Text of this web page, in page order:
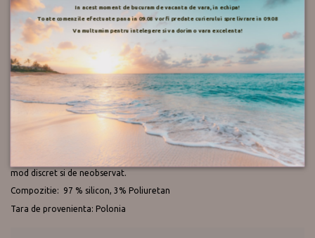
push-up sutien julimex burete pad silicon insertie ridicare
ws 02 lifting
Te ajutam?
0730 177 166
Descriere
Umpluturile moi din silicon, placute la atingere va permit sa corectati
forma sanilor si sa reglati dimensiunea la orice sutien pe care il alegeti.
Datorita siliconului folosit care se muleaza natural si proiecteaza forma
corespunzatore, insertia garanteaza efectul de modelare a sanilor intr-un
mod discret si de neobservat.
Compozitie: 97 % silicon, 3% Poliuretan
Tara de provenienta: Polonia
In acest moment de bucuram de vacanta de vara, in echipa!
Toate comenzile efectuate pana in 09.08 vor fi predate curierului spre livrare in 09.08
Va multumim pentru intelegere si va dorim o vara excelenta!